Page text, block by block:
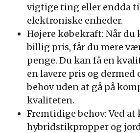
vigtige ting eller endda
elektroniske enheder.
Højere købekraft: Når du
billig pris, får du mere
penge. Du kan få en
en lavere pris og dermed
behov uden at gå på
kvaliteten.
Fremtidige behov: Ved at
hybridstikpropper og